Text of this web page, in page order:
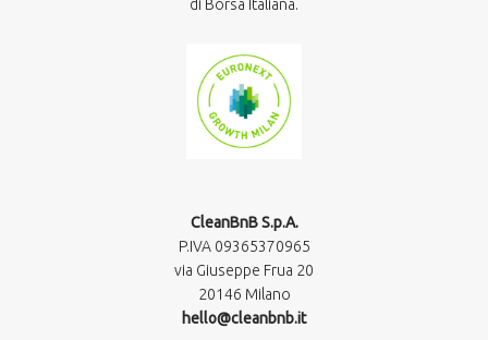
di Borsa Italiana.
CleanBnB S.p.A.
P.IVA 09365370965​
via Giuseppe Frua 20
20146 Milano
hello@cleanbnb.it